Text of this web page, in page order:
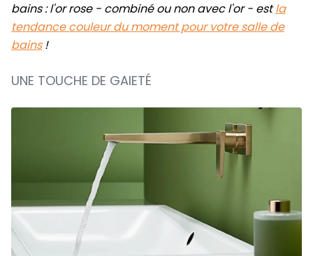
bains : l'or rose - combiné ou non avec l'or - estla
tendance couleur du moment pour votre salle de
bains!
UNE TOUCHE DE GAIETÉ